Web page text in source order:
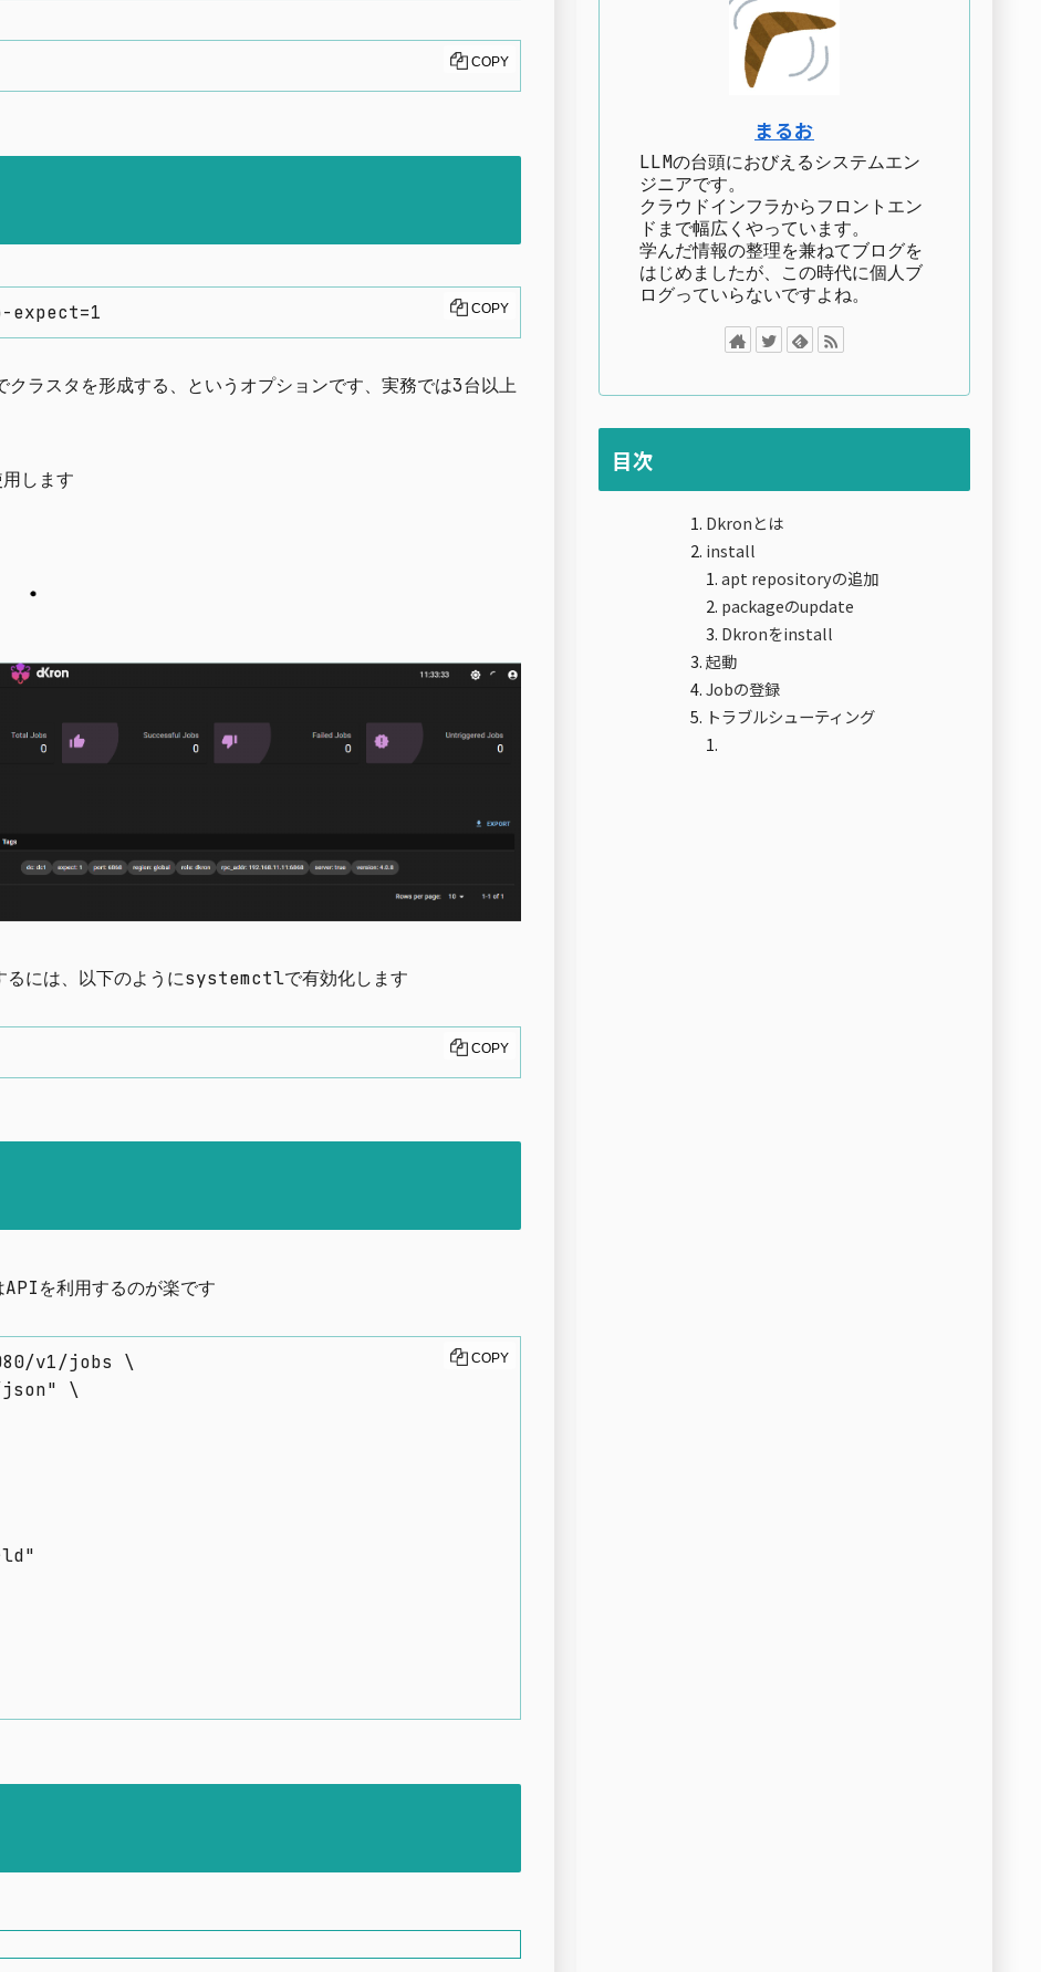
COPY
COPY
クラスタを形成する、というオプションです、実務では3台以上
用します
には、以下のようにsystemctlで有効化します
COPY
を利用するのが楽です
v1/jobs \
\
COPY
まるお
LLMの台頭におびえるシステムエン
ジニアです。
クラウドインフラからフロントエン
ドまで幅広くやっています。
学んだ情報の整理を兼ねてブログを
はじめましたが、この時代に個人ブ
ログっていらないですよね。
目次
Dkronとは
install
apt repositoryの追加
packageのupdate
Dkronをinstall
起動
Jobの登録
トラブルシューティング